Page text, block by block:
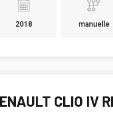
2018 manuelle
CLIO IV